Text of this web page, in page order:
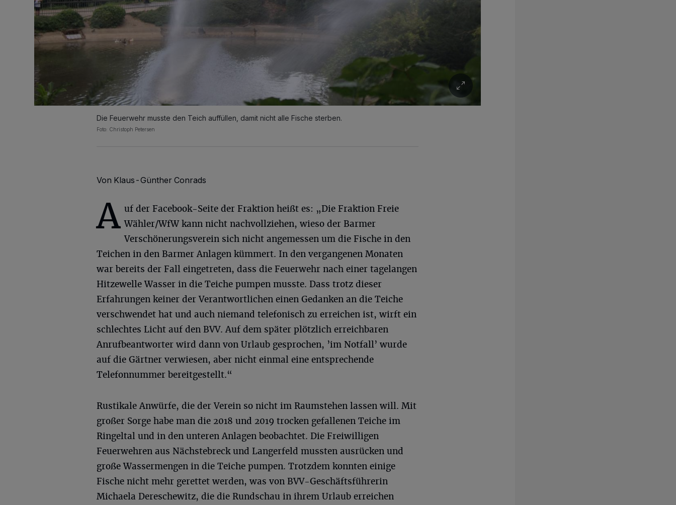
Die Feuerwehr musste den Teich auffüllen, damit nicht alle Fische sterben.
Foto: Christoph Petersen
Von Klaus-Günther Conrads
A uf der Facebook-Seite der Fraktion heißt es: „Die Fraktion Freie
Wähler/WfW kann nicht nachvollziehen, wieso der Barmer
Verschönerungsverein sich nicht angemessen um die Fische in den
Teichen in den Barmer Anlagen kümmert. In den vergangenen Monaten
war bereits der Fall eingetreten, dass die Feuerwehr nach einer tagelangen
Hitzewelle Wasser in die Teiche pumpen musste. Dass trotz dieser
Erfahrungen keiner der Verantwortlichen einen Gedanken an die Teiche
verschwendet hat und auch niemand telefonisch zu erreichen ist, wirft ein
schlechtes Licht auf den BVV. Auf dem später plötzlich erreichbaren
Anrufbeantworter wird dann von Urlaub gesprochen, ’im Notfall’ wurde
auf die Gärtner verwiesen, aber nicht einmal eine entsprechende
Telefonnummer bereitgestellt.“
Rustikale Anwürfe, die der Verein so nicht im Raumstehen lassen will. Mit
großer Sorge habe man die 2018 und 2019 trocken gefallenen Teiche im
Ringeltal und in den unteren Anlagen beobachtet. Die Freiwilligen
Feuerwehren aus Nächstebreck und Langerfeld mussten ausrücken und
große Wassermengen in die Teiche pumpen. Trotzdem konnten einige
Fische nicht mehr gerettet werden, was von BVV-Geschäftsführerin
Michaela Dereschewitz, die die Rundschau in ihrem Urlaub erreichen